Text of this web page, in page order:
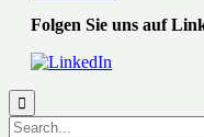
Folgen Sie uns auf
